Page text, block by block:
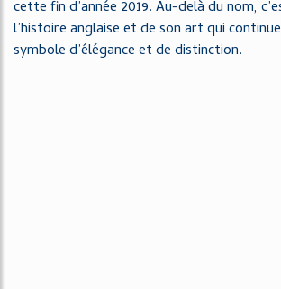
cette fin d’année 2019. Au-delà du nom,
l’histoire anglaise et de son art qui
symbole d’élégance et de distinction.